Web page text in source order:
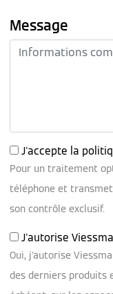
Message
J'accepte la
Pour un traitement
téléphone et
son contrôle exclusif.
J'autorise
Oui, j'autorise
des derniers produits